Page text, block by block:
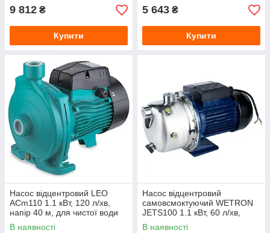
9 812 ₴
Купити
5 643 ₴
Купити
Насос відцентровий LEO
ACm110 1.1 кВт, 120 л/хв,
напір 40 м, для чистої води
В наявності
Насос відцентровий
самовсмоктуючий WETRON
JETS100 1.1 кВт, 60 л/хв,
напір 48 м, нержавіюча сталь
В наявності